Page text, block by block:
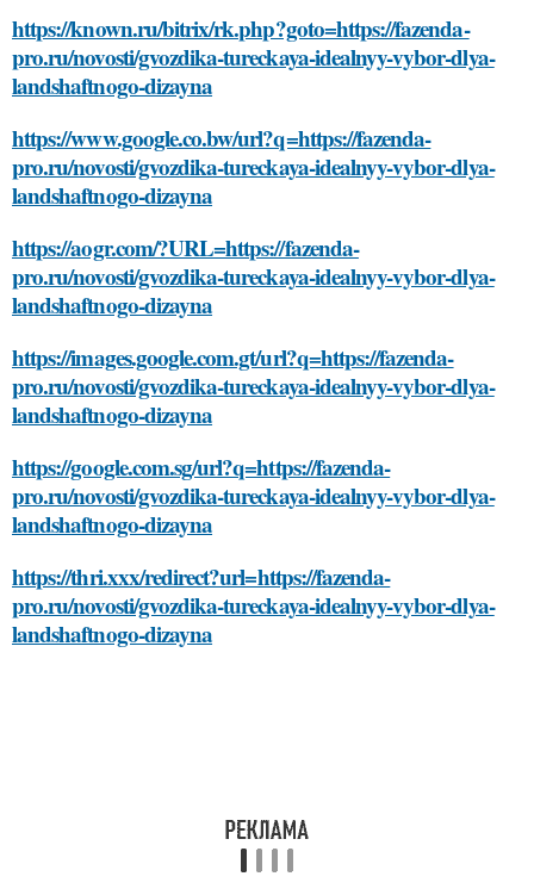
https://known.ru/bitrix/rk.php?goto=https://fazenda-
pro.ru/novosti/gvozdika-tureckaya-idealnyy-vybor-dlya-
landshaftnogo-dizayna
https://www.google.co.bw/url?q=https://fazenda-
pro.ru/novosti/gvozdika-tureckaya-idealnyy-vybor-dlya-
landshaftnogo-dizayna
https://aogr.com/?URL=https://fazenda-
pro.ru/novosti/gvozdika-tureckaya-idealnyy-vybor-dlya-
landshaftnogo-dizayna
https://images.google.com.gt/url?q=https://fazenda-
pro.ru/novosti/gvozdika-tureckaya-idealnyy-vybor-dlya-
landshaftnogo-dizayna
https://google.com.sg/url?q=https://fazenda-
pro.ru/novosti/gvozdika-tureckaya-idealnyy-vybor-dlya-
landshaftnogo-dizayna
https://thri.xxx/redirect?url=https://fazenda-
pro.ru/novosti/gvozdika-tureckaya-idealnyy-vybor-dlya-
landshaftnogo-dizayna